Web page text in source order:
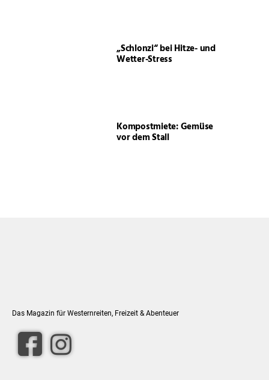
„Schlonzi“ bei Hitze- und
Wetter-Stress
Kompostmiete: Gemüse
vor dem Stall
Das Magazin für Westernreiten, Freizeit & Abenteuer